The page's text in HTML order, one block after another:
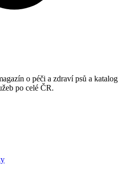
o péči a zdraví psů a katalog
po celé ČR.